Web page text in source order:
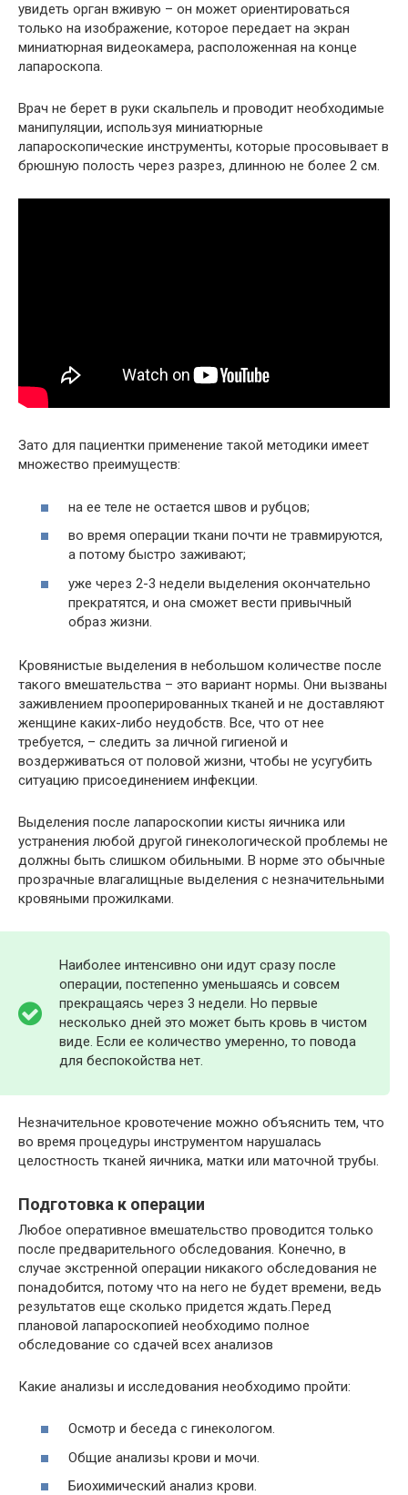
увидеть орган вживую – он может ориентироваться
только на изображение, которое передает на экран
миниатюрная видеокамера, расположенная на конце
лапароскопа.
Врач не берет в руки скальпель и проводит необходимые
манипуляции, используя миниатюрные
лапароскопические инструменты, которые просовывает в
брюшную полость через разрез, длинною не более 2 см.
Зато для пациентки применение такой методики имеет
множество преимуществ:
на ее теле не остается швов и рубцов;
во время операции ткани почти не травмируются,
а потому быстро заживают;
уже через 2-3 недели выделения окончательно
прекратятся, и она сможет вести привычный
образ жизни.
Кровянистые выделения в небольшом количестве после
такого вмешательства – это вариант нормы. Они вызваны
заживлением прооперированных тканей и не доставляют
женщине каких-либо неудобств. Все, что от нее
требуется, – следить за личной гигиеной и
воздерживаться от половой жизни, чтобы не усугубить
ситуацию присоединением инфекции.
Выделения после лапароскопии кисты яичника или
устранения любой другой гинекологической проблемы не
должны быть слишком обильными. В норме это обычные
прозрачные влагалищные выделения с незначительными
кровяными прожилками.
Наиболее интенсивно они идут сразу после
операции, постепенно уменьшаясь и совсем
прекращаясь через 3 недели. Но первые
несколько дней это может быть кровь в чистом
виде. Если ее количество умеренно, то повода
для беспокойства нет.
Незначительное кровотечение можно объяснить тем, что
во время процедуры инструментом нарушалась
целостность тканей яичника, матки или маточной трубы.
Подготовка к операции
Любое оперативное вмешательство проводится только
после предварительного обследования. Конечно, в
случае экстренной операции никакого обследования не
понадобится, потому что на него не будет времени, ведь
результатов еще сколько придется ждать.Перед
плановой лапароскопией необходимо полное
обследование со сдачей всех анализов
Какие анализы и исследования необходимо пройти:
Осмотр и беседа с гинекологом.
Общие анализы крови и мочи.
Биохимический анализ крови.